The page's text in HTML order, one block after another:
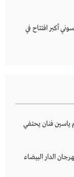
أكبر افتتاح في
ياسين فنان يحتفي
الدار البيضاء